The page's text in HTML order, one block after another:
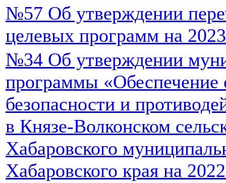
№57 Об утверждении
целевых программ на
№34 Об утверждении
программы «Обеспечение
безопасности и
в Князе-Волконском
Хабаровского
Хабаровского края на